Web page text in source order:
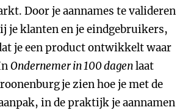
Door je aannames te valideren
je klanten en je eindgebruikers,
je een product ontwikkelt waar
Ondernemer in 100 dagenlaat
je zien hoe je met de
in de praktijk je aannamen